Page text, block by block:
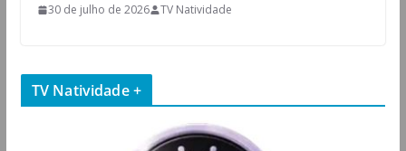
30 de julho de 2026 TV Natividade
TV Natividade +